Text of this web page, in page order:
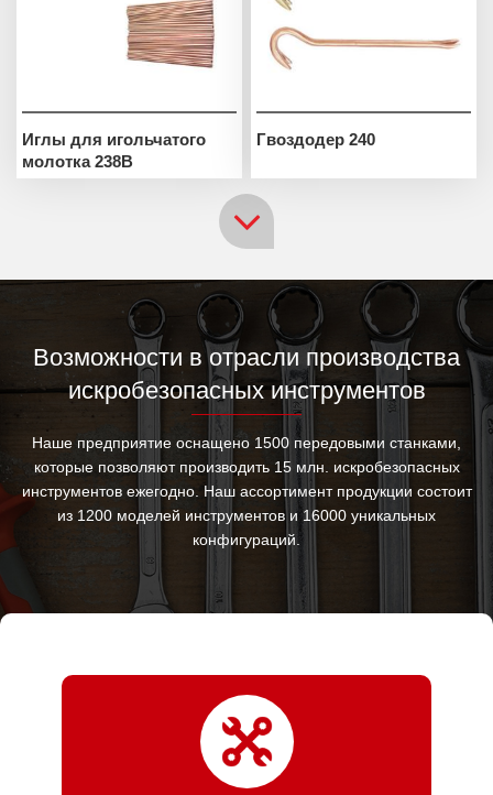
Иглы для игольчатого
молотка 238B
Гвоздодер 240
Возможности в отрасли производства
искробезопасных инструментов
Наше предприятие оснащено 1500 передовыми станками,
которые позволяют производить 15 млн. искробезопасных
инструментов ежегодно. Наш ассортимент продукции состоит
из 1200 моделей инструментов и 16000 уникальных
конфигураций.